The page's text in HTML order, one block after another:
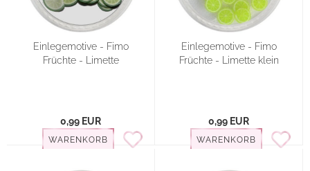
Einlegemotive - Fimo
Früchte - Limette
0,99 EUR
WARENKORB
Einlegemotive - Fimo
Früchte - Limette klein
0,99 EUR
WARENKORB